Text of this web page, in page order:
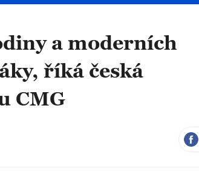
a moderních
říká česká
CMG